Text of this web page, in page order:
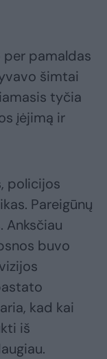
per pamaldas
šimtai
tyčia
įėjimą ir
policijos
Pareigūnų
Anksčiau
buvo
kad kai
iš